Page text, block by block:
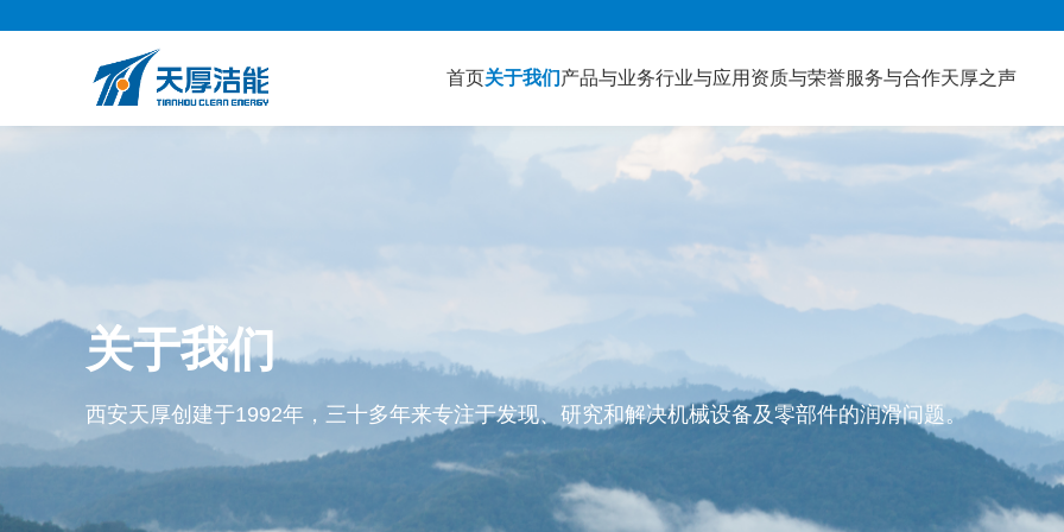
首页关于我们产品与业务行业与应用 资质与荣誉服务与合作天厚之声
关于我们
西安天厚创建于1992年，三十多年来专注于发现、研究和解决机械设备及零部件的润滑问题。